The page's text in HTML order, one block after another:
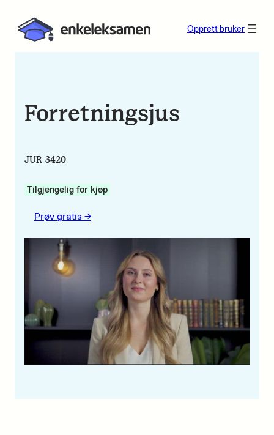
Opprett bruker
Forretningsjus
JUR 3420
Tilgjengelig for kjøp
Prøv gratis ->